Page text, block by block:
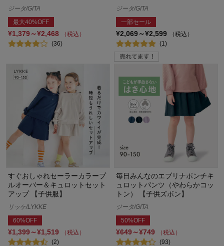
ジータ/GITA
最大40%OFF
¥1,379～¥2,468
（税込）
(36)
ジータ/GITA
一部セール
¥2,069～¥2,599
（税込）
(1)
すぐおしゃれセーラーカラープ
ルオーバー＆キュロットセット
アップ 【子供服】
リッケ/LYKKE
60%OFF
¥1,399～¥1,519
（税込）
(2)
毎日みんなのエブリナポンチキ
ュロットパンツ（やわらかコッ
トン） 【子供ズボン】
ジータ/GITA
50%OFF
¥649～¥749
（税込）
(93)